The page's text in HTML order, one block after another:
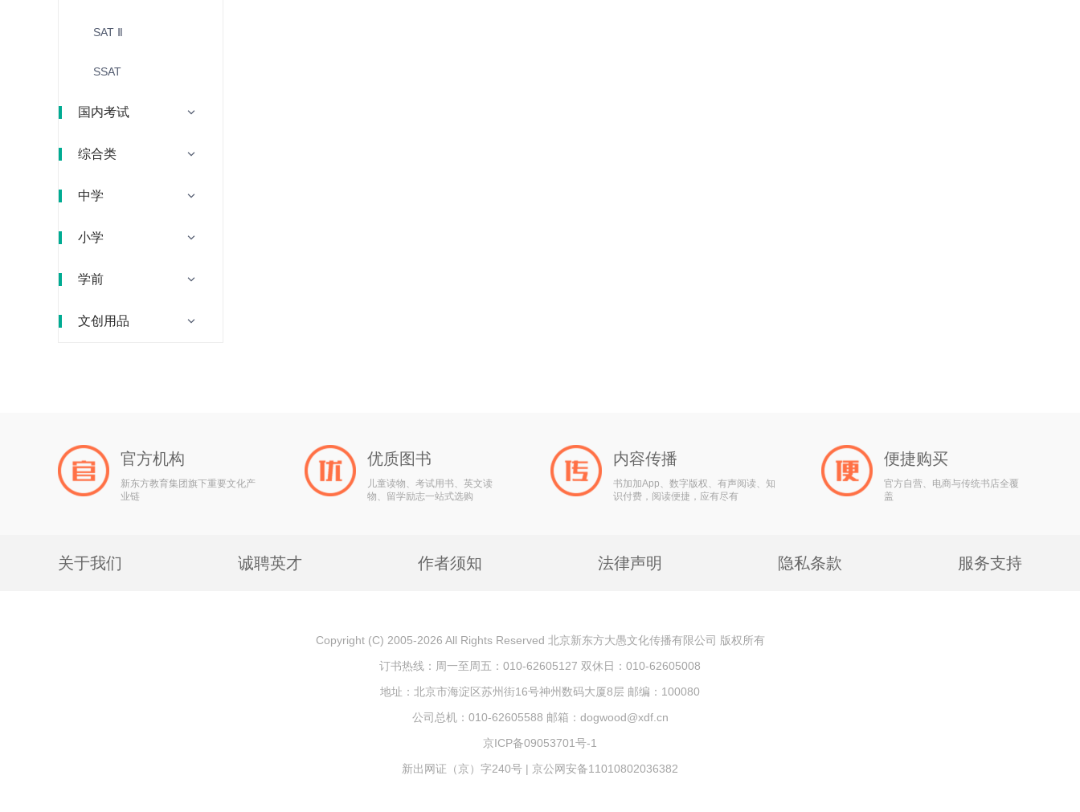
SAT Ⅱ
SSAT
国内考试
综合类
中学
小学
学前
文创用品
官方机构
新东方教育集团旗下重要文化产
业链
优质图书
儿童读物、考试用书、英文读
物、留学励志一站式选购
内容传播
书加加App、数字版权、有声阅读、知
识付费，阅读便捷，应有尽有
便捷购买
官方自营、电商与传统书店全覆
盖
关于我们 诚聘英才 作者须知 法律声明 隐私条款 服务支持
Copyright (C) 2005-2026 All Rights Reserved 北京新东方大愚文化传播有限公司 版权所有
订书热线：周一至周五：010-62605127 双休日：010-62605008
地址：北京市海淀区苏州街16号神州数码大厦8层 邮编：100080
公司总机：010-62605588 邮箱：dogwood@xdf.cn
京ICP备09053701号-1
新出网证（京）字240号 | 京公网安备11010802036382